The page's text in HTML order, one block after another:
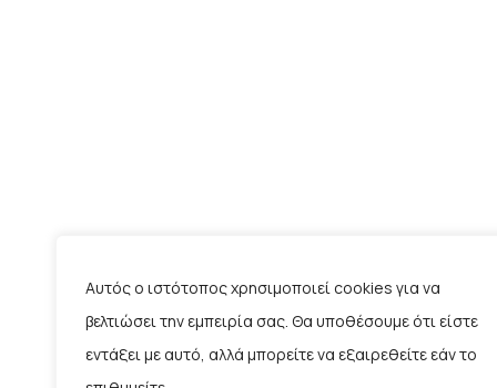
Αυτός ο ιστότοπος χρησιμοποιεί cookies για να
βελτιώσει την εμπειρία σας. Θα υποθέσουμε ότι είστε
εντάξει με αυτό, αλλά μπορείτε να εξαιρεθείτε εάν το